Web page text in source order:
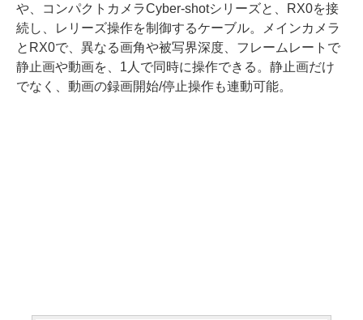
や、コンパクトカメラCyber-shotシリーズと、RX0を接
続し、レリーズ操作を制御するケーブル。メインカメラ
とRX0で、異なる画角や被写界深度、フレームレートで
静止画や動画を、1人で同時に操作できる。静止画だけ
でなく、動画の録画開始/停止操作も連動可能。